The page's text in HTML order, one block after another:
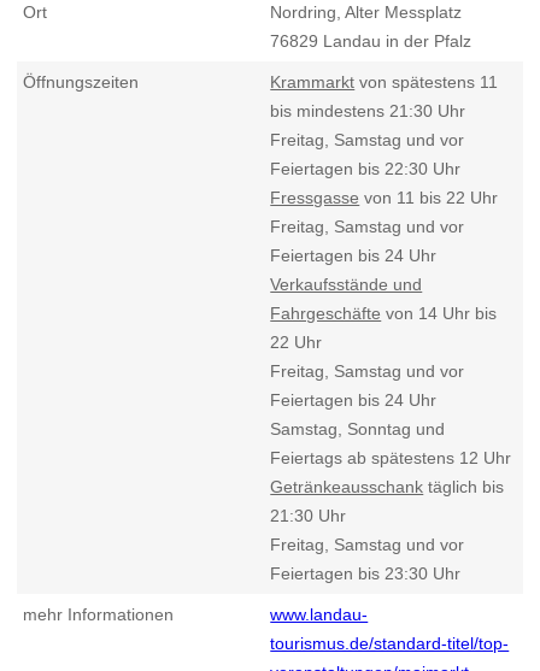
Ort
Nordring, Alter Messplatz
76829 Landau in der Pfalz
Öffnungszeiten Krammarkt von spätestens 11
bis mindestens 21:30 Uhr
Freitag, Samstag und vor
Feiertagen bis 22:30 Uhr
Fressgasse von 11 bis 22 Uhr
Freitag, Samstag und vor
Feiertagen bis 24 Uhr
Verkaufsstände und
Fahrgeschäfte von 14 Uhr bis
22 Uhr
Freitag, Samstag und vor
Feiertagen bis 24 Uhr
Samstag, Sonntag und
Feiertags ab spätestens 12 Uhr
Getränkeausschank täglich bis
21:30 Uhr
Freitag, Samstag und vor
Feiertagen bis 23:30 Uhr
mehr Informationen
www.landau-
tourismus.de/standard-titel/top-